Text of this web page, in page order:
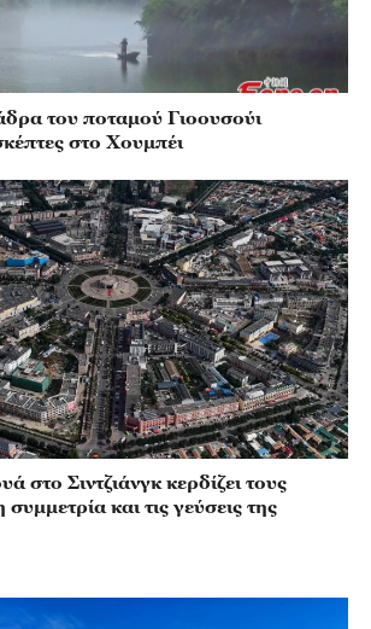
του ποταμού Γιοουσούι
στο Χουμπέι
στο Σιντζιάνγκ κερδίζει τους
συμμετρία και τις γεύσεις της